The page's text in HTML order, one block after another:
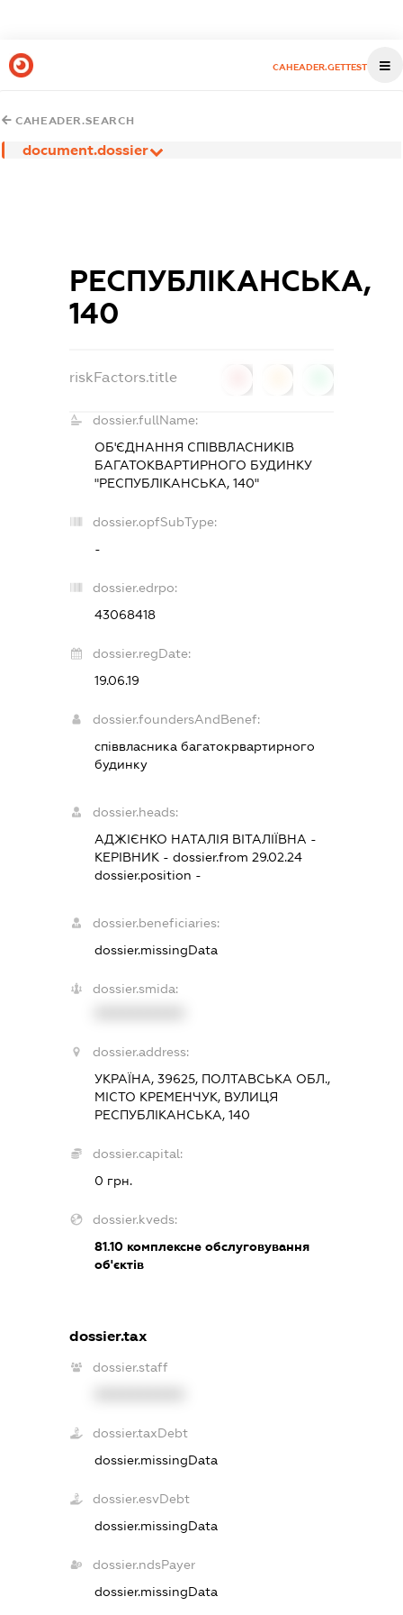
CAHEADER.GETTEST
CAHEADER.SEARCH
document.dossier
РЕСПУБЛІКАНСЬКА,
140
riskFactors.title
dossier.fullName:
ОБ'ЄДНАННЯ СПІВВЛАСНИКІВ
БАГАТОКВАРТИРНОГО БУДИНКУ
"РЕСПУБЛІКАНСЬКА, 140"
dossier.opfSubType:
-
dossier.edrpo:
43068418
dossier.regDate:
19.06.19
dossier.foundersAndBenef:
співвласника багатокрвартирного
будинку
dossier.heads:
АДЖІЄНКО НАТАЛІЯ ВІТАЛІЇВНА -
КЕРІВНИК- dossier.from 29.02.24
dossier.position -
dossier.beneficiaries:
dossier.missingData
dossier.smida:
dossier.address:
УКРАЇНА, 39625, ПОЛТАВСЬКА ОБЛ.,
МІСТО КРЕМЕНЧУК, ВУЛИЦЯ
РЕСПУБЛІКАНСЬКА, 140
dossier.capital:
0 грн.
dossier.kveds:
81.10комплексне обслуговування
об'єктів
dossier.tax
dossier.staff
dossier.taxDebt
dossier.missingData
dossier.esvDebt
dossier.missingData
dossier.ndsPayer
dossier.missingData